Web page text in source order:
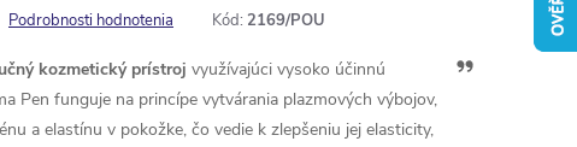
Podrobnosti hodnotenia Kód: 2169/POU
kozmetický prístroj využívajúci vysoko účinnú
Pen funguje na princípe vytvárania plazmových výbojov,
a elastínu v pokožke, čo vedie k zlepšeniu jej elasticity,
Ask